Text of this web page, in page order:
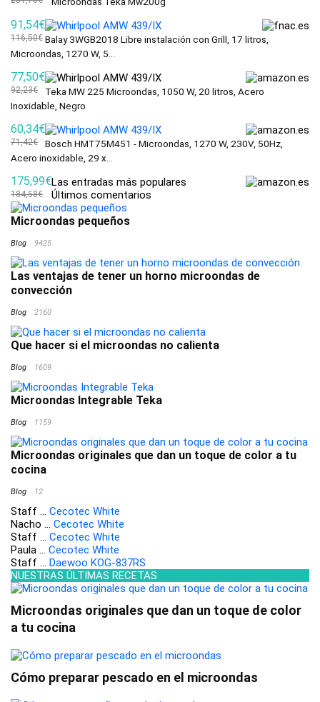
91,54€
116,50€ Balay 3WGB2018 Libre instalación con Grill, 17 litros,
Microondas, 1270 W, 5...
77,50€
92,23€
Teka MW 225 Microondas, 1050 W, 20 litros, Acero
Inoxidable, Negro
60,34€
71,42€
Bosch HMT75M451 - Microondas, 1270 W, 230V, 50Hz,
Acero inoxidable, 29 x...
175,99€
184,58€
Las entradas más populares
Últimos comentarios
Microondas pequeños
Blog 9425
Las ventajas de tener un horno microondas de
convección
Blog 2160
Que hacer si el microondas no calienta
Blog 1609
Microondas Integrable Teka
Blog 1159
Microondas originales que dan un toque de color a tu
cocina
Blog 12
Staff ... Cecotec White
Nacho ... Cecotec White
Staff ... Cecotec White
Paula ... Cecotec White
Staff ... Daewoo KOG-837RS
NUESTRAS ÚLTIMAS RECETAS
Microondas originales que dan un toque de color
a tu cocina
Cómo preparar pescado en el microondas